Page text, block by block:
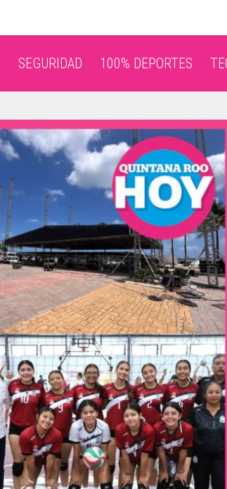
SEGURIDAD 100% DEPORTES